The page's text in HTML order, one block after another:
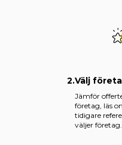
2.Välj
Jämför
företag, läs
tidigare
väljer företag.